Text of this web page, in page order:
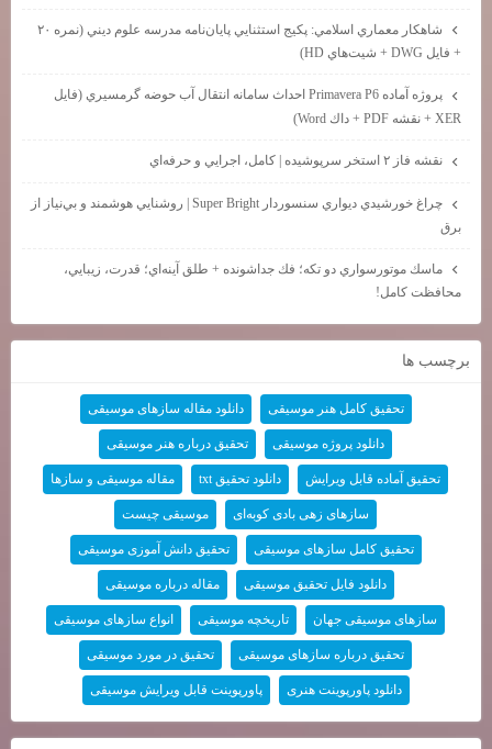
شاهكار معماري اسلامي: پكيج استثنايي پايان‌نامه مدرسه علوم ديني (نمره ۲۰
+ فايل DWG + شيت‌هاي HD)
پروژه آماده Primavera P6 احداث سامانه انتقال آب حوضه گرمسيري (فايل
XER + نقشه PDF + داك Word)
نقشه فاز ۲ استخر سرپوشيده | كامل، اجرايي و حرفه‌اي
چراغ خورشيدي ديواري سنسوردار Super Bright | روشنايي هوشمند و بي‌نياز از
برق
ماسك موتورسواري دو تكه؛ فك جداشونده + طلق آينه‌اي؛ قدرت، زيبايي،
محافظت كامل!
برچسب ها
تحقیق کامل هنر موسیقی دانلود مقاله سازهای موسیقی
دانلود پروژه موسیقی تحقیق درباره هنر موسیقی
تحقیق آماده قابل ویرایش دانلود تحقیق txt مقاله موسیقی و سازها
سازهای زهی بادی کوبه‌ای موسیقی چیست
تحقیق کامل سازهای موسیقی تحقیق دانش آموزی موسیقی
دانلود فایل تحقیق موسیقی مقاله درباره موسیقی
سازهای موسیقی جهان تاریخچه موسیقی انواع سازهای موسیقی
تحقیق درباره سازهای موسیقی تحقیق در مورد موسیقی
دانلود پاورپوینت هنری پاورپوینت قابل ویرایش موسیقی